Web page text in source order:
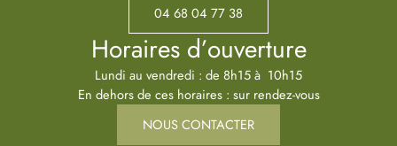
04 68 04 77 38
Horaires d’ouverture
Lundi au vendredi : de 8h15 à 10h15
En dehors de ces horaires : sur rendez-vous
NOUS CONTACTER